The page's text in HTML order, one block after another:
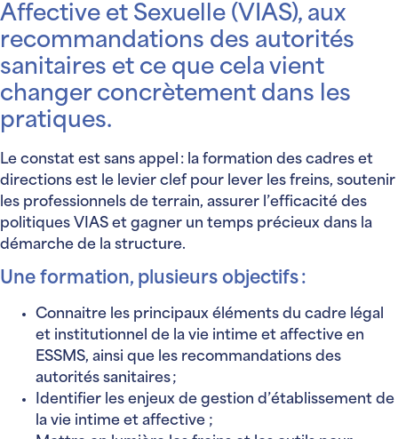
Affective et Sexuelle (VIAS), aux
recommandations des autorités
sanitaires et ce que cela vient
changer concrètement dans les
pratiques.
Le constat est sans appel : la formation des cadres et
directions est le levier clef pour lever les freins, soutenir
les professionnels de terrain, assurer l’efficacité des
politiques VIAS et gagner un temps précieux dans la
démarche de la structure.
Une formation, plusieurs objectifs :
Connaitre les principaux éléments du cadre légal
et institutionnel de la vie intime et affective en
ESSMS, ainsi que les recommandations des
autorités sanitaires ;
Identifier les enjeux de gestion d’établissement de
la vie intime et affective ;